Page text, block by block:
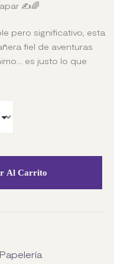
✍️🌈
pero significativo, esta
fiel de aventuras
es justo lo que
Al Carrito
Papelería